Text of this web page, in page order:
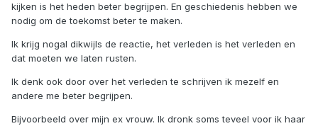
kijken is het heden beter begrijpen. En geschiedenis hebben we
nodig om de toekomst beter te maken.
Ik krijg nogal dikwijls de reactie, het verleden is het verleden en
dat moeten we laten rusten.
Ik denk ook door over het verleden te schrijven ik mezelf en
andere me beter begrijpen.
Bijvoorbeeld over mijn ex vrouw. Ik dronk soms teveel voor ik haar